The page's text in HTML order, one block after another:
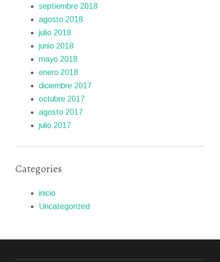
septiembre 2018
agosto 2018
julio 2018
junio 2018
mayo 2018
enero 2018
diciembre 2017
octubre 2017
agosto 2017
julio 2017
Categories
inicio
Uncategorized